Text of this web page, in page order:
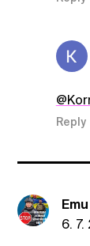
Reply
Emu
6. 7.